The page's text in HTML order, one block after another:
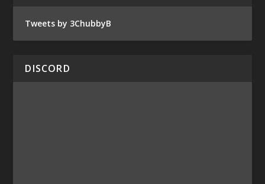
Tweets by 3ChubbyB
DISCORD